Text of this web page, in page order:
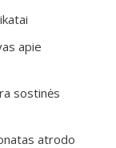
apie
sostinės
atrodo